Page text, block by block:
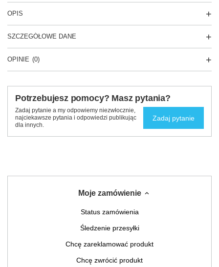
OPIS
SZCZEGÓŁOWE DANE
OPINIE (0)
Potrzebujesz pomocy? Masz pytania?
Zadaj pytanie a my odpowiemy niezwłocznie,
najciekawsze pytania i odpowiedzi publikując
dla innych.
Zadaj pytanie
Moje zamówienie
Status zamówienia
Śledzenie przesyłki
Chcę zareklamować produkt
Chcę zwrócić produkt